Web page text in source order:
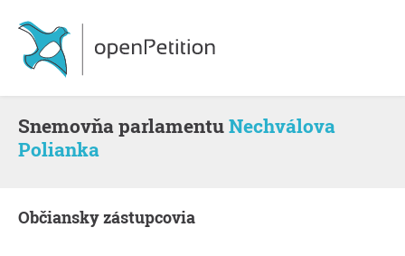
snemovňa parlamentuNechválova
Polianka
občiansky zástupcovia